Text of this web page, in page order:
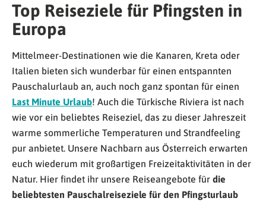
Top Reiseziele für Pfingsten in
Europa
Mittelmeer-Destinationen wie die Kanaren, Kreta oder
Italien bieten sich wunderbar für einen entspannten
Pauschalurlaub an, auch noch ganz spontan für einen
Last Minute Urlaub! Auch die Türkische Riviera ist nach
wie vor ein beliebtes Reiseziel, das zu dieser Jahreszeit
warme sommerliche Temperaturen und Strandfeeling
pur anbietet. Unsere Nachbarn aus Österreich erwarten
euch wiederum mit großartigen Freizeitaktivitäten in der
Natur. Hier findet ihr unsere Reiseangebote für die
beliebtesten Pauschalreiseziele für den Pfingsturlaub